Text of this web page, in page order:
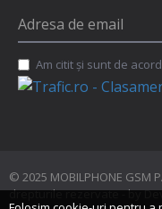
Am citit şi sunt de
© 2025 MOBILPHONE GSM
drepturile rezervate - by